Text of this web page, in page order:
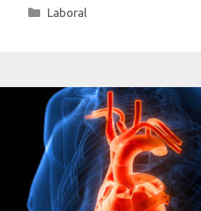
Categorías
Laboral